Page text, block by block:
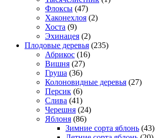
Флоксы (47)
Хаконехлоя (2)
Хоста (9)
Эхинацея (2)
Плодовые деревья (235)
Абрикос (16)
Вишня (27)
Груша (36)
Колоновидные деревья (27)
Персик (6)
Слива (41)
Черешня (24)
Яблоня (86)
Зимние сорта яблонь (43)